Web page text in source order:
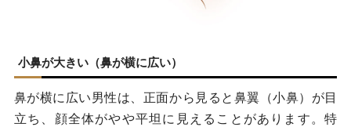
小鼻が大きい（鼻が横に広い）
鼻が横に広い男性は、正面から見ると鼻翼（小鼻）が目
立ち、顔全体がやや平坦に見えることがあります。特